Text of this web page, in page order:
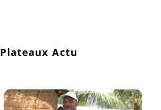
Plateaux Actu